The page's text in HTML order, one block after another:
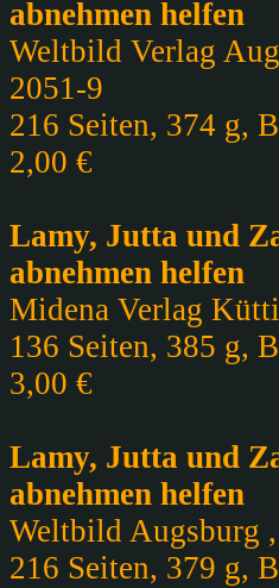
abnehmen helfen
Weltbild Verlag
2051-9
216 Seiten, 374 g,
2,00 €
Lamy, Jutta und
abnehmen helfen
Midena Verlag
136 Seiten, 385 g,
3,00 €
Lamy, Jutta und
abnehmen helfen
Weltbild Augsburg
216 Seiten, 379 g,